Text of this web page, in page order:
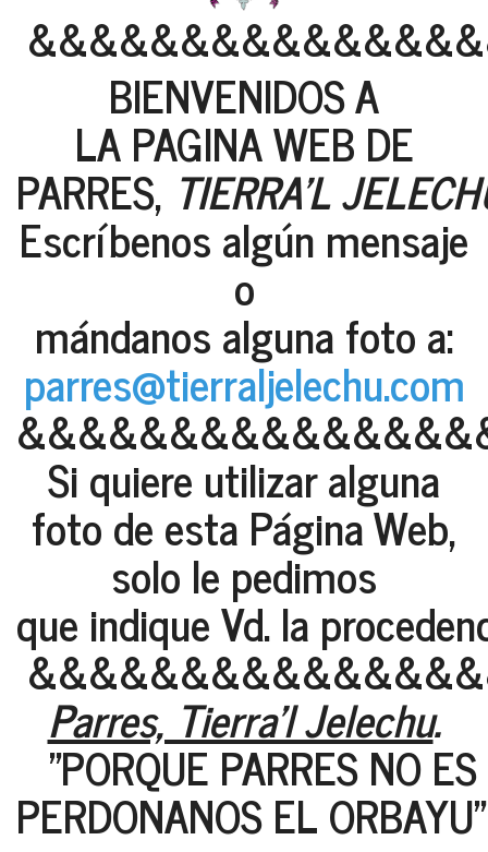
BIENVENIDOS A
LA PAGINA WEB DE
PARRES, TIERRA'L
Escríbenos algún mensaje
o
mándanos alguna foto a:
parres@tierraljelechu.com
Si quiere utilizar alguna
foto de esta Página Web,
solo le pedimos
que indique Vd. la
Parres, Tierra'l Jelechu.
"PORQUE PARRES NO
PERDONANOS EL ORBAYU"